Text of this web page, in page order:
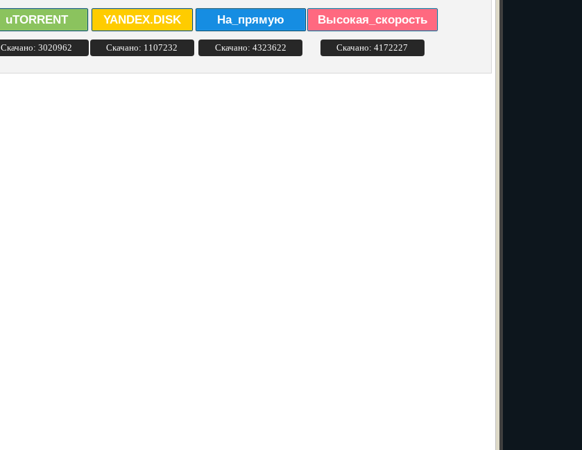
uTORRENT
Скачано: 3020962
YANDEX.DISK
Скачано: 1107232
На_прямую
Скачано: 4323622
Высокая_скорость
Скачано: 4172227